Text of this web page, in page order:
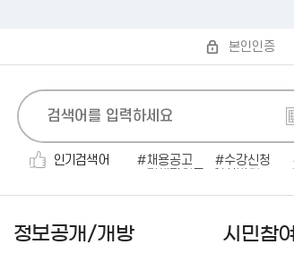
본인인증
인기검색어 채용공고 수강신청
정보공개/개방 시민참여